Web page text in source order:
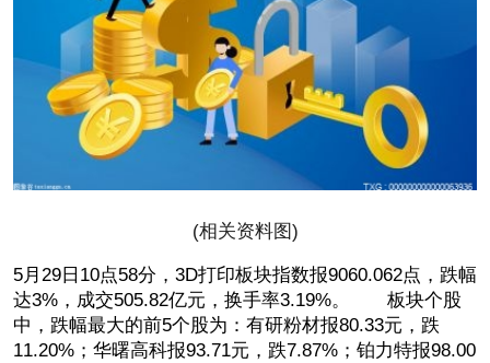
(相关资料图)
5月29日10点58分，3D打印板块指数报9060.062点，跌幅
达3%，成交505.82亿元，换手率3.19%。 板块个股
中，跌幅最大的前5个股为：有研粉材报80.33元，跌
11.20%；华曙高科报93.71元，跌7.87%；铂力特报98.00